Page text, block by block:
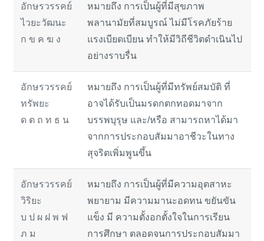
อักษรวรรคย์
ไวยะวัฒนะ
ก ข ค ฆ ง
หมายถึง การเป็นผู้ที่มีสุขภาพ
พลานามัยที่สมบูรณ์ ไม่มีโรคภัยร้าย
แรงเบียดเบียน ทำให้มีวิถีชีวิตดำเนินไป
อย่างราบรื่น
อักษรวรรคย์
ทรัพยะ
ด ต ถ ท ธ น
หมายถึง การเป็นผู้ที่มีทรัพย์สมบัติ ที่
อาจได้รับเป็นมรดกตกทอดมาจาก
บรรพบุรุษ และ/หรือ สามารถหาได้มา
จากการประกอบสัมมาอาชีวะในทาง
สุจริตเพิ่มพูนขึ้น
อักษรวรรคย์
วิริยะ
บ ป ผ ฝ พ ฟ
ภ ม
หมายถึง การเป็นผู้ที่มีความอุตสาหะ
พยายาม มีความมานะอดทน ขยันขัน
แข็ง มี ความตั้งอกตั้งใจในการเรียน
การศึกษา ตลอดจนการประกอบสัมมา